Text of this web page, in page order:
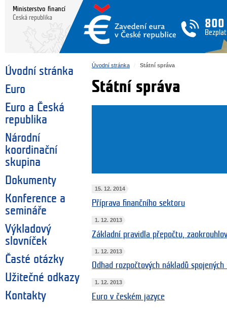
Ministerstvo financí
Česká republika
800
Úvodní stránka
Euro
Euro a Česká
republika
Národní
koordinační
skupina
Dokumenty
Konference a
semináře
Výkladový
slovníček
Časté otázky
Užitečné odkazy
Kontakty
Úvodní stránka Státní správa
Státní správa
15. 12. 2014
Příprava finančního sektoru
1. 12. 2013
Základní pravidla přepočtu,
1. 12. 2013
Odhad rozpočtových nákladů
1. 12. 2013
Euro v českém jazyce